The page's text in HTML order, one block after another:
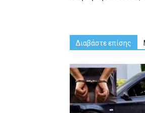
Διαβάστε επίσης